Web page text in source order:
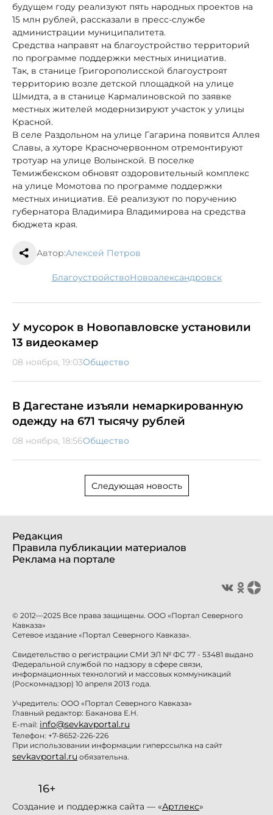
будущем году реализуют пять народных проектов на
15 млн рублей, рассказали в пресс-службе
администрации муниципалитета.
Средства направят на благоустройство территорий
по программе поддержки местных инициатив.
Так, в станице Григорополисской благоустроят
территорию возле детской площадкой на улице
Шмидта, а в станице Кармалиновской по заявке
местных жителей модернизируют участок у улицы
Красной.
В селе Раздольном на улице Гагарина появится Аллея
Славы, а хуторе Красночервонном отремонтируют
тротуар на улице Волынской. В поселке
Темижбекском обновят оздоровительный комплекс
на улице Момотова по программе поддержки
местных инициатив. Её реализуют по поручению
губернатора Владимира Владимирова на средства
бюджета края.
Автор:Алексей Петров
благоустройство Новоалександровск
У мусорок в Новопавловске установили
13 видеокамер
08 ноября, 19:03Общество
В Дагестане изъяли немаркированную
одежду на 671 тысячу рублей
08 ноября, 18:56Общество
Следующая новость
Редакция
Правила публикации материалов
Реклама на портале
© 2012—2025 Все права защищены. ООО «Портал Северного
Кавказа»
Сетевое издание «Портал Северного Кавказа».
Свидетельство о регистрации СМИ ЭЛ № ФС 77 - 53481 выдано
Федеральной службой по надзору в сфере связи,
информационных технологий и массовых коммуникаций
(Роскомнадзор) 10 апреля 2013 года.
Учредитель: ООО «Портал Северного Кавказа»
Главный редактор: Баканова Е.Н.
E-mail: info@sevkavportal.ru
Телефон: +7-8652-226-226
При использовании информации гиперссылка на сайт
sevkavportal.ru обязательна.
16+
Создание и поддержка сайта — «Артлекс»